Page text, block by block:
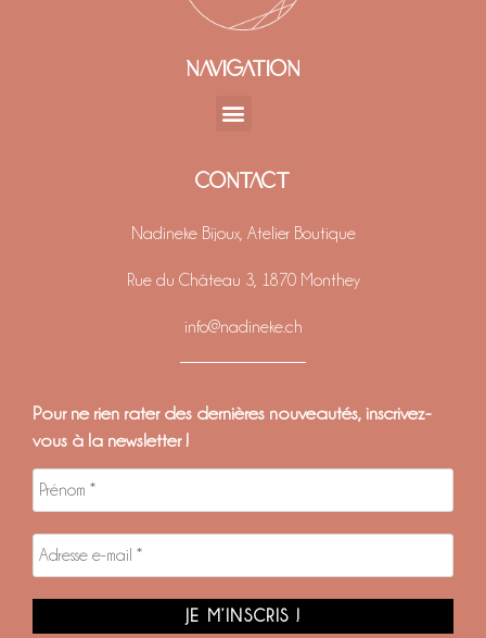
NAVIGATION
CONTACT
Nadineke Bijoux, Atelier Boutique
Rue du Château 3, 1870 Monthey
info@nadineke.ch
Pour ne rien rater des dernières nouveautés, inscrivez-
vous à la newsletter !